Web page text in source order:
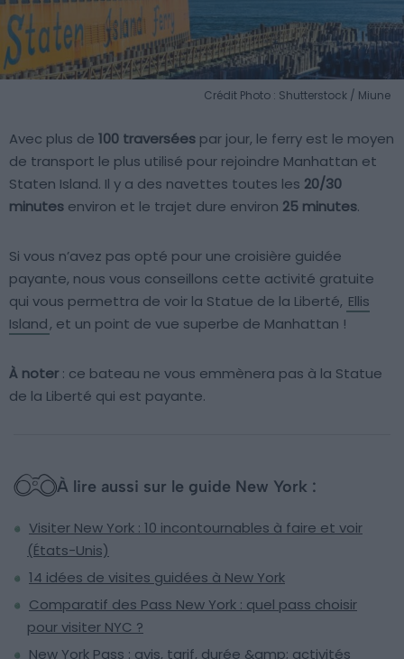
Crédit Photo : Shutterstock / Miune
Avec plus de 100 traversées par jour, le ferry est le moyen
de transport le plus utilisé pour rejoindre Manhattan et
Staten Island. Il y a des navettes toutes les 20/30
minutes environ et le trajet dure environ 25 minutes.
Si vous n’avez pas opté pour une croisière guidée
payante, nous vous conseillons cette activité gratuite
qui vous permettra de voir la Statue de la Liberté, Ellis
Island, et un point de vue superbe de Manhattan !
À noter : ce bateau ne vous emmènera pas à la Statue
de la Liberté qui est payante.
À lire aussi sur le guide New York :
Visiter New York : 10 incontournables à faire et voir
(États-Unis)
14 idées de visites guidées à New York
Comparatif des Pass New York : quel pass choisir
pour visiter NYC ?
New York Pass : avis, tarif, durée &amp; activités